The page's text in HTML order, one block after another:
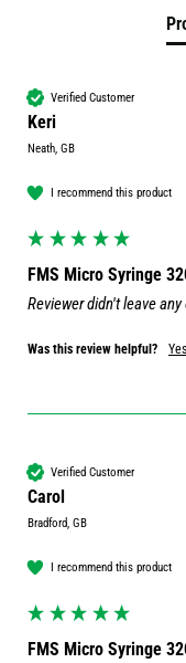
Verified Customer
Keri
Neath, GB
I recommend this product
FMS Micro Syringe
Reviewer didn't leave
Was this review helpful? Yes
Verified Customer
Carol
Bradford, GB
I recommend this product
FMS Micro Syringe